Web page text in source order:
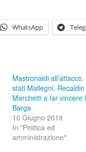
WhatsApp
Mastronaldi
stati Mallegni,
Marchetti a far vincere
Barga
10 Giugno 2019
In "Politica ed
amministrazione"